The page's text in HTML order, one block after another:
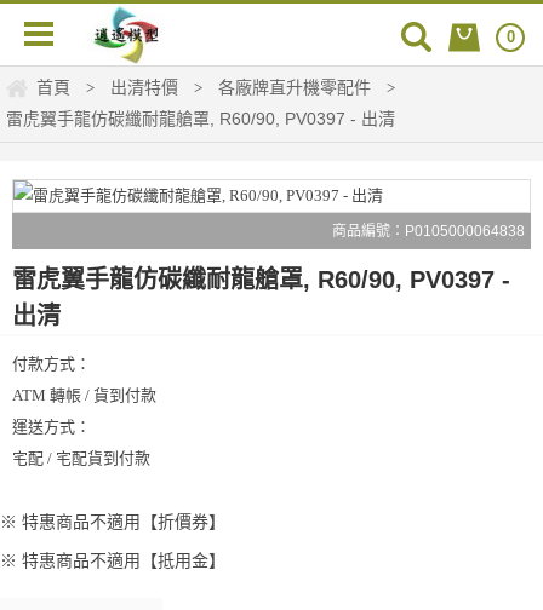
0
首頁 > 出清特價 > 各廠牌直升機零配件 >
雷虎翼手龍仿碳纖耐龍艙罩, R60/90, PV0397 - 出清
商品編號：P0105000064838
雷虎翼手龍仿碳纖耐龍艙罩, R60/90, PV0397 -
出清
付款方式：
ATM 轉帳 / 貨到付款
運送方式：
宅配 / 宅配貨到付款
※ 特惠商品不適用【折價券】
※ 特惠商品不適用【抵用金】